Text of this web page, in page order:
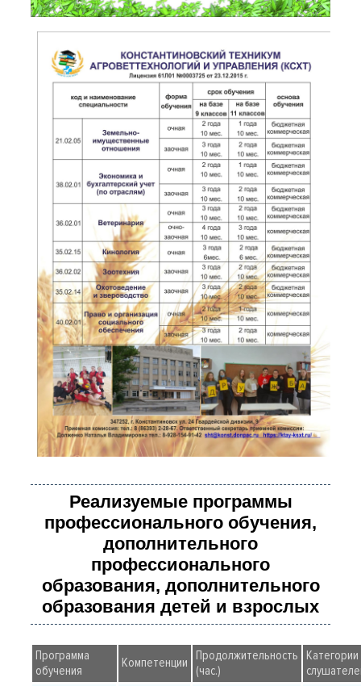
Реализуемые программы
профессионального обучения,
дополнительного
профессионального
образования, дополнительного
образования детей и взрослых
Программа
обучения
Компетенции
Продолжительность
(час.)
Категории